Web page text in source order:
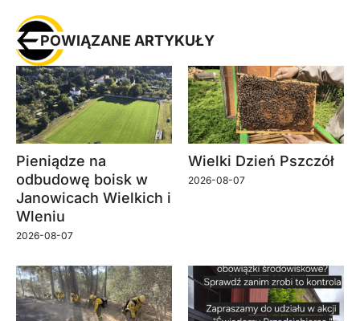
POWIĄZANE ARTYKUŁY
Pieniądze na
odbudowę boisk w
Janowicach Wielkich i
Wleniu
2026-08-07
Wielki Dzień Pszczół
2026-08-07